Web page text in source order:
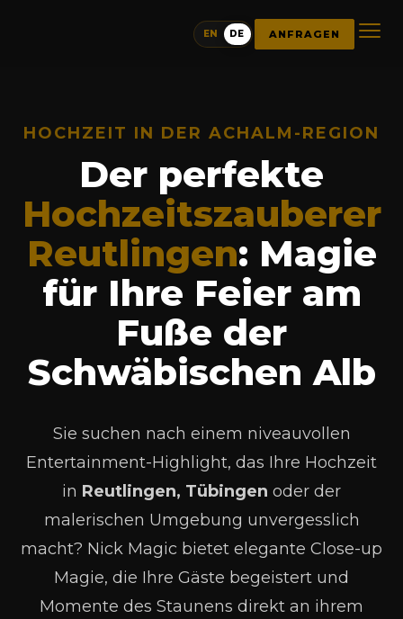
EN DE ANFRAGEN
HOCHZEIT IN DER ACHALM-REGION
Der perfekte
Hochzeitszauberer
Reutlingen: Magie
für Ihre Feier am
Fuße der
Schwäbischen Alb
Sie suchen nach einem niveauvollen
Entertainment-Highlight, das Ihre Hochzeit
in Reutlingen, Tübingen oder der
malerischen Umgebung unvergesslich
macht? Nick Magic bietet elegante Close-up
Magie, die Ihre Gäste begeistert und
Momente des Staunens direkt an ihrem